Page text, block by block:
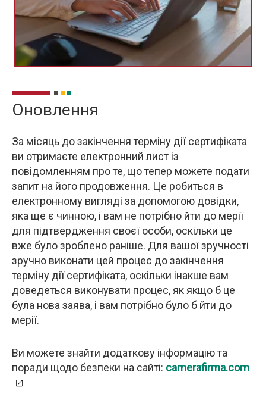
Оновлення
За місяць до закінчення терміну дії сертифіката
ви отримаєте електронний лист із
повідомленням про те, що тепер можете подати
запит на його продовження. Це робиться в
електронному вигляді за допомогою довідки,
яка ще є чинною, і вам не потрібно йти до мерії
для підтвердження своєї особи, оскільки це
вже було зроблено раніше. Для вашої зручності
зручно виконати цей процес до закінчення
терміну дії сертифіката, оскільки інакше вам
доведеться виконувати процес, як якщо б це
була нова заява, і вам потрібно було б йти до
мерії.
Ви можете знайти додаткову інформацію та
поради щодо безпеки на сайті: camerafirma.com